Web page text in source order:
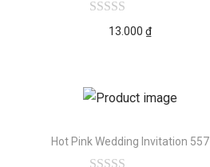
13.000 ₫
Hot Pink Wedding Invitation 557